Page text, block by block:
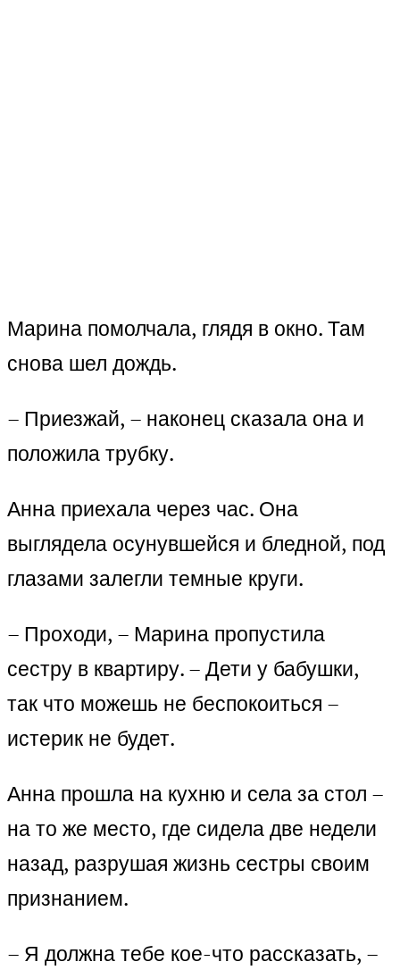
Марина помолчала, глядя в окно. Там
снова шел дождь.
– Приезжай, – наконец сказала она и
положила трубку.
Анна приехала через час. Она
выглядела осунувшейся и бледной, под
глазами залегли темные круги.
– Проходи, – Марина пропустила
сестру в квартиру. – Дети у бабушки,
так что можешь не беспокоиться –
истерик не будет.
Анна прошла на кухню и села за стол –
на то же место, где сидела две недели
назад, разрушая жизнь сестры своим
признанием.
– Я должна тебе кое-что рассказать, –